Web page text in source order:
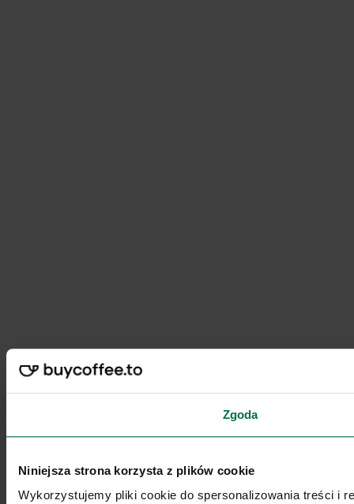
Zgoda
Niniejsza strona korzysta z plików cookie
Wykorzystujemy pliki cookie do spersonalizowania treści i